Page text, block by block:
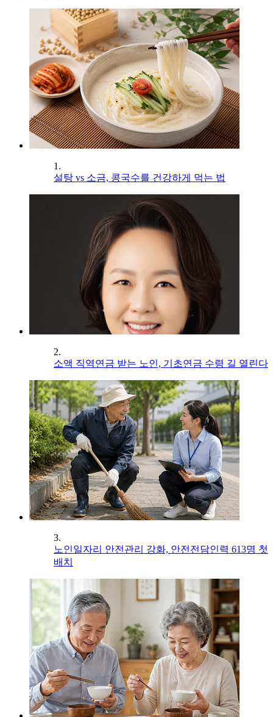
1.
설탕 vs 소금, 콩국수를 건강하게 먹는 법
2.
소액 직역연금 받는 노인, 기초연금 수령 길 열린다
3.
노인일자리 안전관리 강화, 안전전담인력 613명 첫
배치